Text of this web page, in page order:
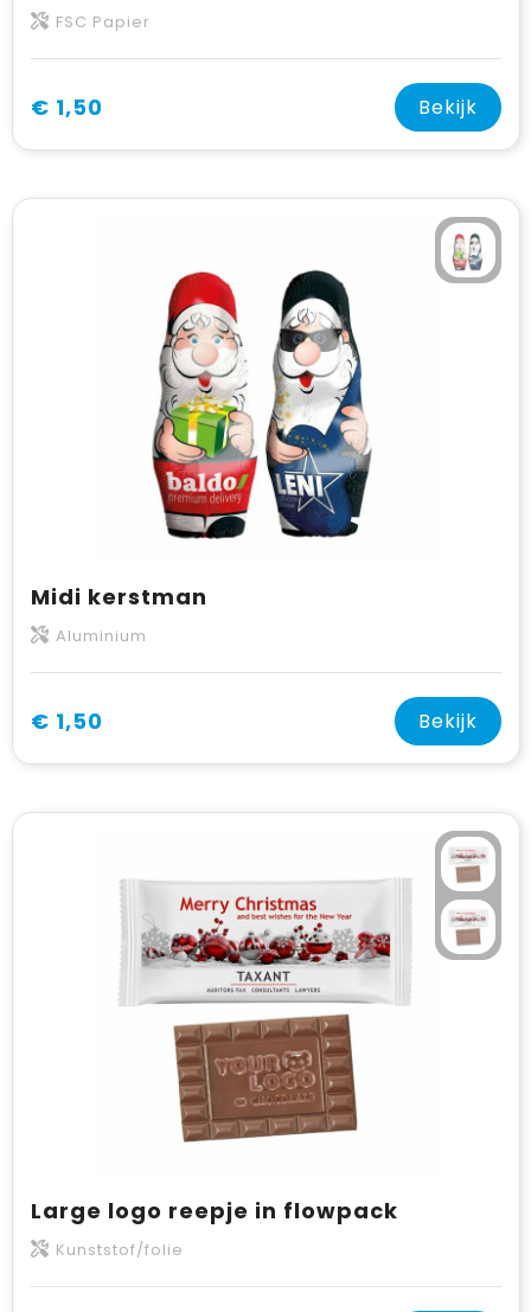
FSC Papier
€ 1,50 Bekijk
Midi kerstman
Aluminium
€ 1,50 Bekijk
Large logo reepje in flowpack
Kunststof/folie